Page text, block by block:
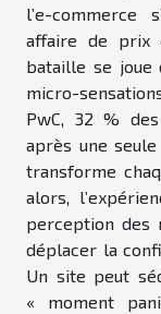
l’e-commerce
affaire de prix
bataille se joue
micro-
PwC, 32 %
après une
transforme
alors,
perception des
déplacer la
Un site peut
« moment